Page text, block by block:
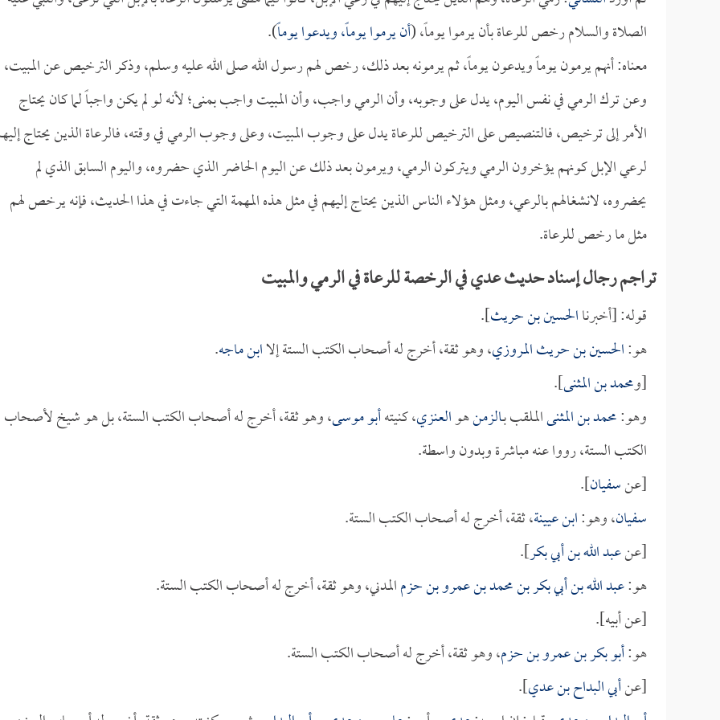
الصلاة والسلام رخص للرعاة بأن يرموا يوماً، (أن يرموا يوماً، ويدعوا يوماً).
معناه: أنهم يرمون يوماً ويدعون يوماً، ثم يرمونه بعد ذلك، رخص لهم رسول الله صلى الله عليه وسلم، وذكر الترخيص عن المبيت،
وعن ترك الرمي في نفس اليوم، يدل على وجوبه، وأن الرمي واجب، وأن المبيت واجب بمنى؛ لأنه لو لم يكن واجباً لما كان يحتاج
الأمر إلى ترخيص، فالتنصيص على الترخيص للرعاة يدل على وجوب المبيت، وعلى وجوب الرمي في وقته، فالرعاة الذين يحتاج
لرعي الإبل كونهم يؤخرون الرمي ويتركون الرمي، ويرمون بعد ذلك عن اليوم الحاضر الذي حضروه، واليوم السابق الذي لم
يحضروه، لانشغالهم بالرعي، ومثل هؤلاء الناس الذين يحتاج إليهم في مثل هذه المهمة التي جاءت في هذا الحديث، فإنه يرخص لهم
مثل ما رخص للرعاة.
تراجم رجال إسناد حديث عدي في الرخصة للرعاة في الرمي والمبيت
قوله: [أخبرناالحسين بن حريث].
هو:الحسين بن حريث المروزي، وهو ثقة، أخرج له أصحاب الكتب الستة إلاابن ماجه.
[ومحمد بن المثنى].
وهو:محمد بن المثنىالملقب بـالزمنهوالعنزي، كنيتهأبو موسى، وهو ثقة، أخرج له أصحاب الكتب الستة، بل هو شيخ لأصحاب
الكتب الستة، رووا عنه مباشرة وبدون واسطة.
[عنسفيان].
سفيان، وهو:ابن عيينة، ثقة، أخرج له أصحاب الكتب الستة.
[عنعبد الله بن أبي بكر].
هو:عبد الله بن أبي بكر بن محمد بن عمرو بن حزمالمدني، وهو ثقة، أخرج له أصحاب الكتب الستة.
[عن أبيه].
هو:أبو بكر بن عمرو بن حزم، وهو ثقة، أخرج له أصحاب الكتب الستة.
[عنأبي البداح بن عدي].